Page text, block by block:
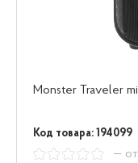
Monster Traveler
Код товара: 194099
—